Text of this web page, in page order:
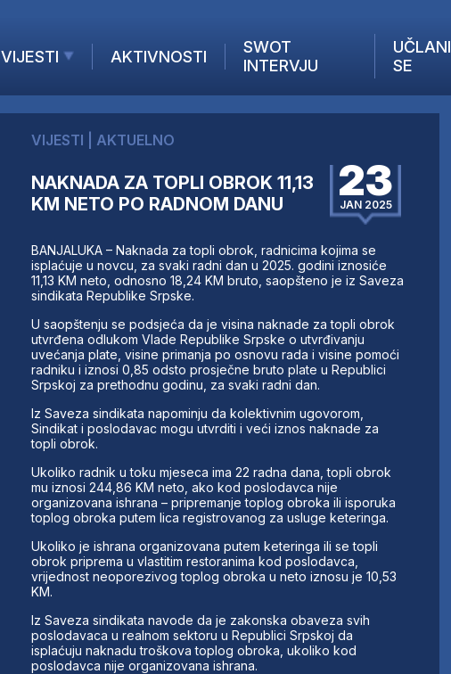
VIJESTI
AKTUELNO
KOMPANIJE
FINANSIJE
IZ STRANIH MEDIJA
AKTIVNOSTI
SWOT
INTERVJU
UČLANI
SE
VIJESTI AKTUELNO
NAKNADA ZA TOPLI OBROK 11,13
KM NETO PO RADNOM DANU
23
JAN 2025
BANJALUKA – Naknada za topli obrok, radnicima kojima se
isplaćuje u novcu, za svaki radni dan u 2025. godini iznosiće
11,13 KM neto, odnosno 18,24 KM bruto, saopšteno je iz Saveza
sindikata Republike Srpske.
U saopštenju se podsjeća da je visina naknade za topli obrok
utvrđena odlukom Vlade Republike Srpske o utvrđivanju
uvećanja plate, visine primanja po osnovu rada i visine pomoći
radniku i iznosi 0,85 odsto prosječne bruto plate u Republici
Srpskoj za prethodnu godinu, za svaki radni dan.
Iz Saveza sindikata napominju da kolektivnim ugovorom,
Sindikat i poslodavac mogu utvrditi i veći iznos naknade za
topli obrok.
Ukoliko radnik u toku mjeseca ima 22 radna dana, topli obrok
mu iznosi 244,86 KM neto, ako kod poslodavca nije
organizovana ishrana – pripremanje toplog obroka ili isporuka
toplog obroka putem lica registrovanog za usluge keteringa.
Ukoliko je ishrana organizovana putem keteringa ili se topli
obrok priprema u vlastitim restoranima kod poslodavca,
vrijednost neoporezivog toplog obroka u neto iznosu je 10,53
KM.
Iz Saveza sindikata navode da je zakonska obaveza svih
poslodavaca u realnom sektoru u Republici Srpskoj da
isplaćuju naknadu troškova toplog obroka, ukoliko kod
poslodavca nije organizovana ishrana.